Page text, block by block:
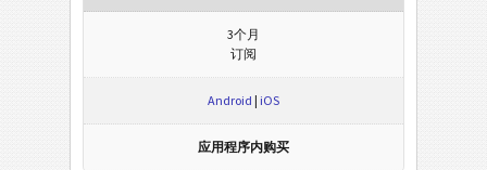
3个月
订阅
Android | iOS
应用程序内购买